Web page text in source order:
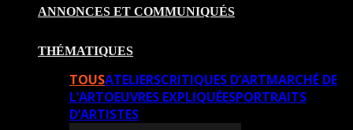
ANNONCES ET COMMUNIQUÉS
THÉMATIQUES
TOUSATELIERSCRITIQUES D’ARTMARCHÉ DE
L’ARTOEUVRES EXPLIQUÉESPORTRAITS
D’ARTISTES